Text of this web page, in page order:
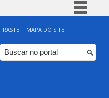
Simplifique!
Comunica BR
Participe
MAPA DO SITE